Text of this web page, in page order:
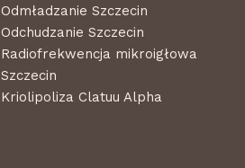
Odmładzanie Szczecin
Odchudzanie Szczecin
Radiofrekwencja mikroigłowa
Szczecin
Kriolipoliza Clatuu Alpha